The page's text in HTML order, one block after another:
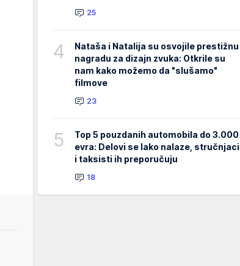
25
4
Nataša i Natalija su osvojile prestižnu
nagradu za dizajn zvuka: Otkrile su
nam kako možemo da "slušamo"
filmove
23
5
Top 5 pouzdanih automobila do 3.000
evra: Delovi se lako nalaze, stručnjaci
i taksisti ih preporučuju
18